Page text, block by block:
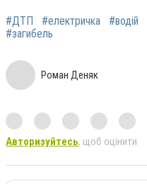
#ДТП #електричка #водій
#загибель
Роман Деняк
Авторизуйтесь, щоб оцінити